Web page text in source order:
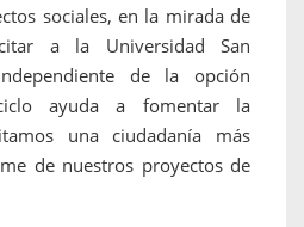
sociales, en la mirada de
a la Universidad San
de la opción
ayuda a fomentar la
una ciudadanía más
de nuestros proyectos de